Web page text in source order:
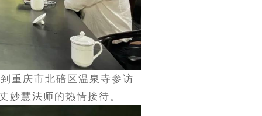
重庆市北碚区温泉寺参访
妙慧法师的热情接待。